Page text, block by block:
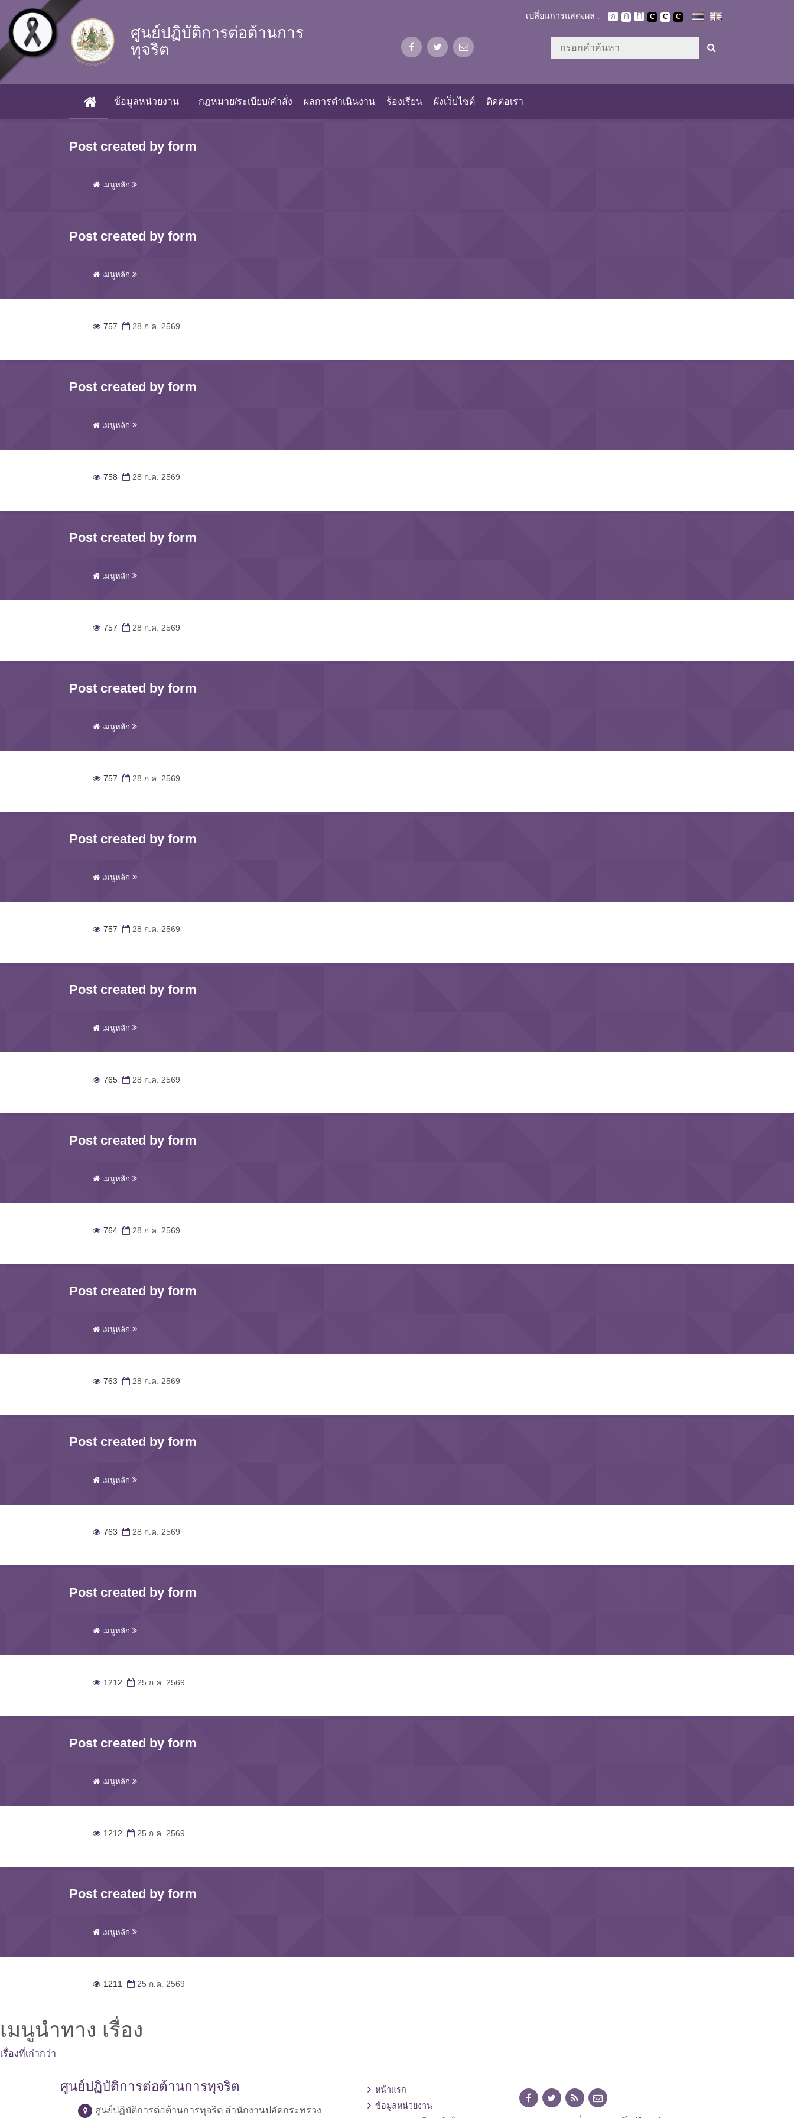
Skip to main content
ศูนย์ปฏิบัติการต่อต้านการ
ทุจริต
เปลี่ยนการแสดงผล :
(CURRENT)
ข้อมูลหน่วยงาน กฎหมาย/ระเบียบ/คำสั่ง ผลการดำเนินงาน ร้องเรียน ผังเว็บไซต์ ติดต่อเรา
Post created by form
เมนูหลัก
Post created by form
เมนูหลัก
757 28 ก.ค. 2569
Post created by form
เมนูหลัก
758 28 ก.ค. 2569
Post created by form
เมนูหลัก
757 28 ก.ค. 2569
Post created by form
เมนูหลัก
757 28 ก.ค. 2569
Post created by form
เมนูหลัก
757 28 ก.ค. 2569
Post created by form
เมนูหลัก
765 28 ก.ค. 2569
Post created by form
เมนูหลัก
764 28 ก.ค. 2569
Post created by form
เมนูหลัก
763 28 ก.ค. 2569
Post created by form
เมนูหลัก
763 28 ก.ค. 2569
Post created by form
เมนูหลัก
1212 25 ก.ค. 2569
Post created by form
เมนูหลัก
1212 25 ก.ค. 2569
Post created by form
เมนูหลัก
1211 25 ก.ค. 2569
เมนูนำทาง เรื่อง
เรื่องที่เก่ากว่า
ศูนย์ปฏิบัติการต่อต้านการทุจริต
ศูนย์ปฏิบัติการต่อต้านการทุจริต สำนักงานปลัดกระทรวง
หน้าแรก
ข้อมูลหน่วยงาน